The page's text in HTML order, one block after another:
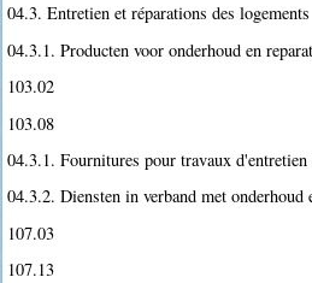
04.3. Entretien et réparations des logements
04.3.1. Producten voor onderhoud en
103.02
103.08
04.3.1. Fournitures pour travaux d'entretien
04.3.2. Diensten in verband met onderhoud
107.03
107.13